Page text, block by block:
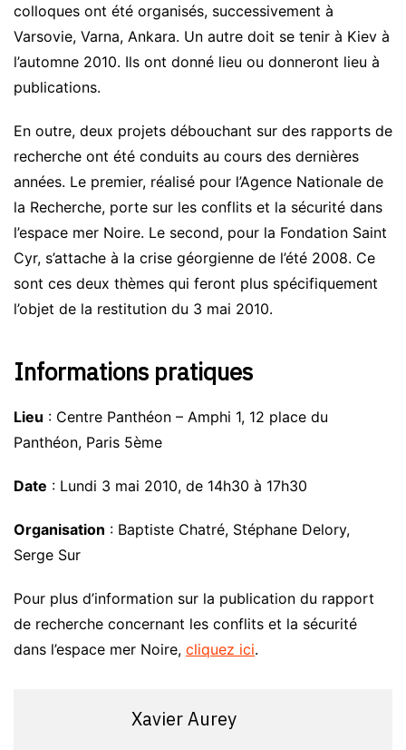
colloques ont été organisés, successivement à
Varsovie, Varna, Ankara. Un autre doit se tenir à Kiev à
l’automne 2010. Ils ont donné lieu ou donneront lieu à
publications.
En outre, deux projets débouchant sur des rapports de
recherche ont été conduits au cours des dernières
années. Le premier, réalisé pour l’Agence Nationale de
la Recherche, porte sur les conflits et la sécurité dans
l’espace mer Noire. Le second, pour la Fondation Saint
Cyr, s’attache à la crise géorgienne de l’été 2008. Ce
sont ces deux thèmes qui feront plus spécifiquement
l’objet de la restitution du 3 mai 2010.
Informations pratiques
Lieu : Centre Panthéon – Amphi 1, 12 place du
Panthéon, Paris 5ème
Date : Lundi 3 mai 2010, de 14h30 à 17h30
Organisation : Baptiste Chatré, Stéphane Delory,
Serge Sur
Pour plus d’information sur la publication du rapport
de recherche concernant les conflits et la sécurité
dans l’espace mer Noire, cliquez ici.
Xavier Aurey